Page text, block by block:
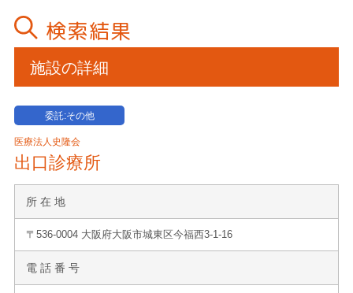
検索結果
施設の詳細
委託:その他
医療法人史隆会
出口診療所
所 在 地
〒536-0004 大阪府大阪市城東区今福西3-1-16
電 話 番 号